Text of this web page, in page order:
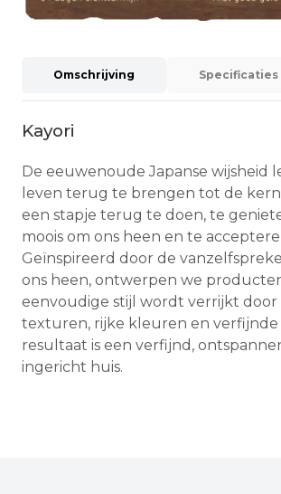
Omschrijving Specificaties
Kayori
De eeuwenoude Japanse wijsheid
leven terug te brengen tot de
een stapje terug te doen, te
moois om ons heen en te
Geïnspireerd door de
ons heen, ontwerpen we
eenvoudige stijl wordt verrijkt door
texturen, rijke kleuren en verfijnde
resultaat is een verfijnd,
ingericht huis.